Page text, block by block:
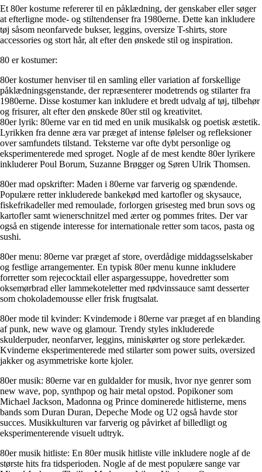
Et 80er kostume refererer til en påklædning, der genskaber eller søger
at efterligne mode- og stiltendenser fra 1980erne. Dette kan inkludere
tøj såsom neonfarvede bukser, leggins, oversize T-shirts, store
accessories og stort hår, alt efter den ønskede stil og inspiration.
80 er kostumer:
80er kostumer henviser til en samling eller variation af forskellige
påklædningsgenstande, der repræsenterer modetrends og stilarter fra
1980erne. Disse kostumer kan inkludere et bredt udvalg af tøj, tilbehør
og frisurer, alt efter den ønskede 80er stil og kreativitet.
80er lyrik: 80erne var en tid med en unik musikalsk og poetisk æstetik.
Lyrikken fra denne æra var præget af intense følelser og refleksioner
over samfundets tilstand. Teksterne var ofte dybt personlige og
eksperimenterede med sproget. Nogle af de mest kendte 80er lyrikere
inkluderer Poul Borum, Suzanne Brøgger og Søren Ulrik Thomsen.
80er mad opskrifter: Maden i 80erne var farverig og spændende.
Populære retter inkluderede bankekød med kartofler og skysauce,
fiskefrikadeller med remoulade, forlorgen grisesteg med brun sovs og
kartofler samt wienerschnitzel med ærter og pommes frites. Der var
også en stigende interesse for internationale retter som tacos, pasta og
sushi.
80er menu: 80erne var præget af store, overdådige middagsselskaber
og festlige arrangementer. En typisk 80er menu kunne inkludere
forretter som rejecocktail eller aspargessuppe, hovedretter som
oksemørbrad eller lammekoteletter med rødvinssauce samt desserter
som chokolademousse eller frisk frugtsalat.
80er mode til kvinder: Kvindemode i 80erne var præget af en blanding
af punk, new wave og glamour. Trendy styles inkluderede
skulderpuder, neonfarver, leggins, miniskørter og store perlekæder.
Kvinderne eksperimenterede med stilarter som power suits, oversized
jakker og asymmetriske korte kjoler.
80er musik: 80erne var en guldalder for musik, hvor nye genrer som
new wave, pop, synthpop og hair metal opstod. Popikoner som
Michael Jackson, Madonna og Prince dominerede hitlisterne, mens
bands som Duran Duran, Depeche Mode og U2 også havde stor
succes. Musikkulturen var farverig og påvirket af billedligt og
eksperimenterende visuelt udtryk.
80er musik hitliste: En 80er musik hitliste ville inkludere nogle af de
største hits fra tidsperioden. Nogle af de mest populære sange var